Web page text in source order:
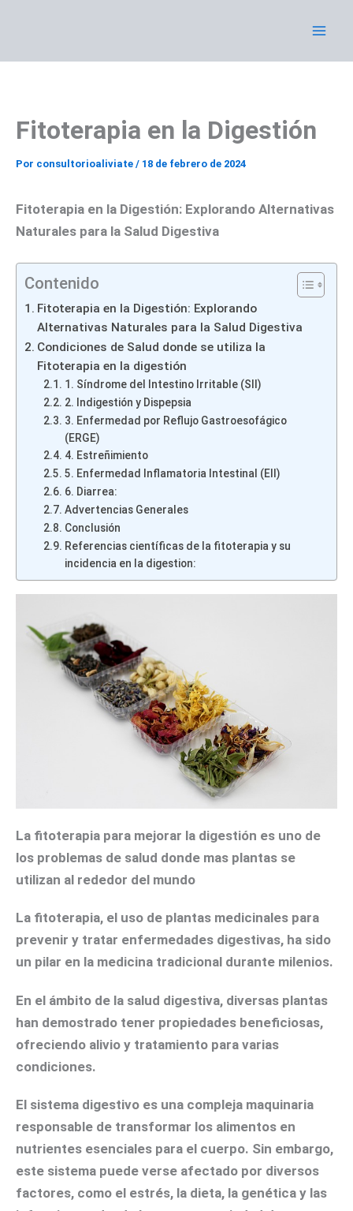
Fitoterapia en la Digestión
Por consultorioaliviate / 18 de febrero de 2024
Fitoterapia en la Digestión: Explorando Alternativas
Naturales para la Salud Digestiva
Contenido
Fitoterapia en la Digestión: Explorando
Alternativas Naturales para la Salud Digestiva
Condiciones de Salud donde se utiliza la
Fitoterapia en la digestión
1. Síndrome del Intestino Irritable (SII)
2. Indigestión y Dispepsia
3. Enfermedad por Reflujo Gastroesofágico
(ERGE)
4. Estreñimiento
5. Enfermedad Inflamatoria Intestinal (EII)
6. Diarrea:
Advertencias Generales
Conclusión
Referencias científicas de la fitoterapia y su
incidencia en la digestion:
La fitoterapia para mejorar la digestión es uno de
los problemas de salud donde mas plantas se
utilizan al rededor del mundo
La fitoterapia, el uso de plantas medicinales para
prevenir y tratar enfermedades digestivas, ha sido
un pilar en la medicina tradicional durante milenios.
En el ámbito de la salud digestiva, diversas plantas
han demostrado tener propiedades beneficiosas,
ofreciendo alivio y tratamiento para varias
condiciones.
El sistema digestivo es una compleja maquinaria
responsable de transformar los alimentos en
nutrientes esenciales para el cuerpo. Sin embargo,
este sistema puede verse afectado por diversos
factores, como el estrés, la dieta, la genética y las